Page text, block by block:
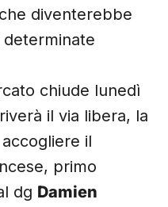
diventerebbe
chiude lunedì
il via libera, la
il
primo
dg Damien